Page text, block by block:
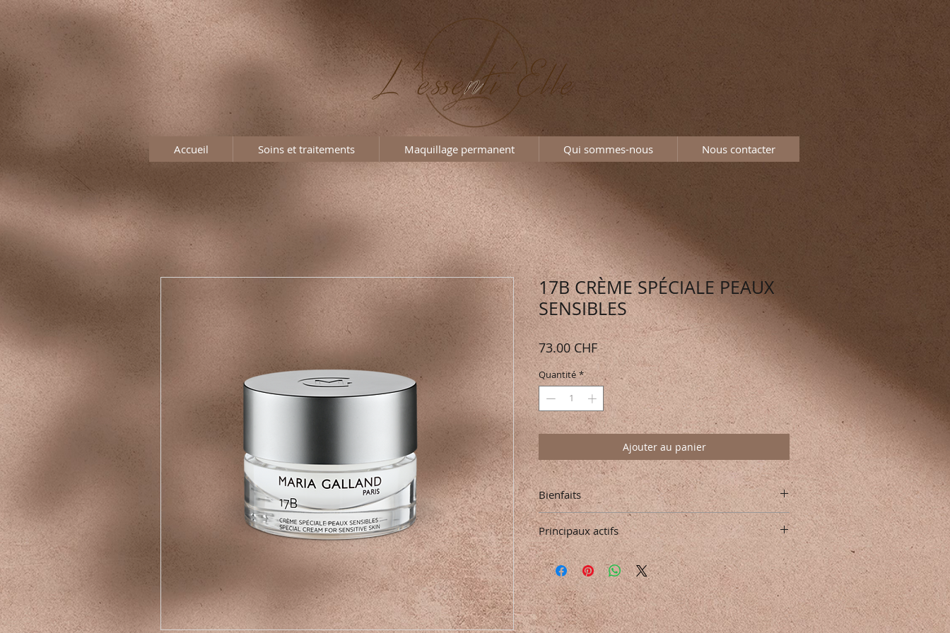
Accueil Soins et traitements Maquillage permanent Qui sommes-nous Nous contacter
17B CRÈME SPÉCIALE PEAUX
SENSIBLES
73.00 CHFPrix
Quantité *
Ajouter au panier
Bienfaits
Crème équilibrante pour les peaux sensibles
Apaise, minimise les rougeurs et les irritations
Principaux actifs
Cire d'abeille
Extrait de marron
Extrait de camomille